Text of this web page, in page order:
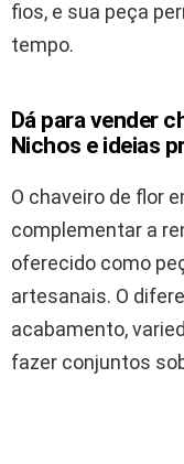
fios, e sua peça
tempo.
Dá para vender
Nichos e ideias
O chaveiro de flor
complementar a
oferecido como
artesanais. O
acabamento,
fazer conjuntos